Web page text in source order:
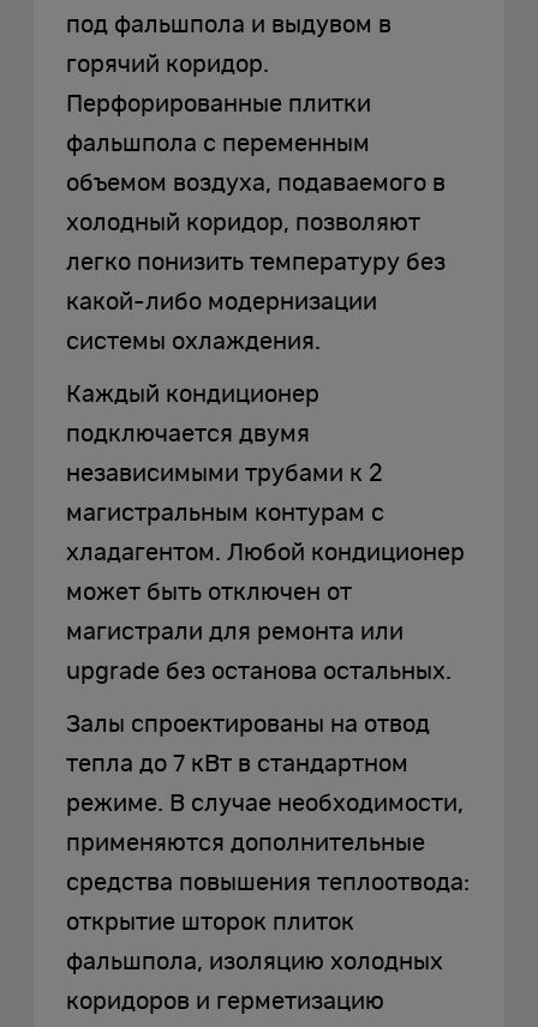
под фальшпола и выдувом в
горячий коридор.
Перфорированные плитки
фальшпола с переменным
объемом воздуха, подаваемого в
холодный коридор, позволяют
легко понизить температуру без
какой-либо модернизации
системы охлаждения.
Каждый кондиционер
подключается двумя
независимыми трубами к 2
магистральным контурам с
хладагентом. Любой кондиционер
может быть отключен от
магистрали для ремонта или
upgrade без останова остальных.
Залы спроектированы на отвод
тепла до 7 кВт в стандартном
режиме. В случае необходимости,
применяются дополнительные
средства повышения теплоотвода:
открытие шторок плиток
фальшпола, изоляцию холодных
коридоров и герметизацию